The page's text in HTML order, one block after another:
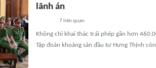
lãnh án
7liên quan
Không chỉ khai thác trái phép gần hơn
Tập đoàn khoáng sản đầu tư Hưng Thịnh